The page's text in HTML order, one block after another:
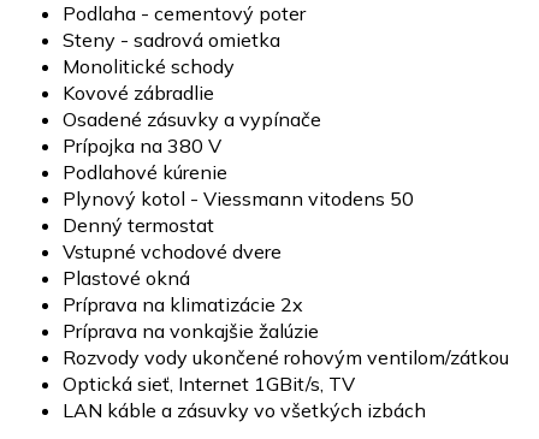
Podlaha - cementový poter
Steny - sadrová omietka
Monolitické schody
Kovové zábradlie
Osadené zásuvky a vypínače
Prípojka na 380 V
Podlahové kúrenie
Plynový kotol - Viessmann vitodens 50
Denný termostat
Vstupné vchodové dvere
Plastové okná
Príprava na klimatizácie 2x
Príprava na vonkajšie žalúzie
Rozvody vody ukončené rohovým ventilom/zátkou
Optická sieť, Internet 1GBit/s, TV
LAN káble a zásuvky vo všetkých izbách